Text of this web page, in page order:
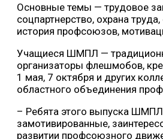
Основные темы — трудовое
соцпартнерство, охрана
история профсоюзов,
Учащиеся ШМПЛ —
организаторы флешмобов,
1 мая, 7 октября и других
областного объединения
– Ребята этого выпуска
замотивированные,
развитии профсоюзного